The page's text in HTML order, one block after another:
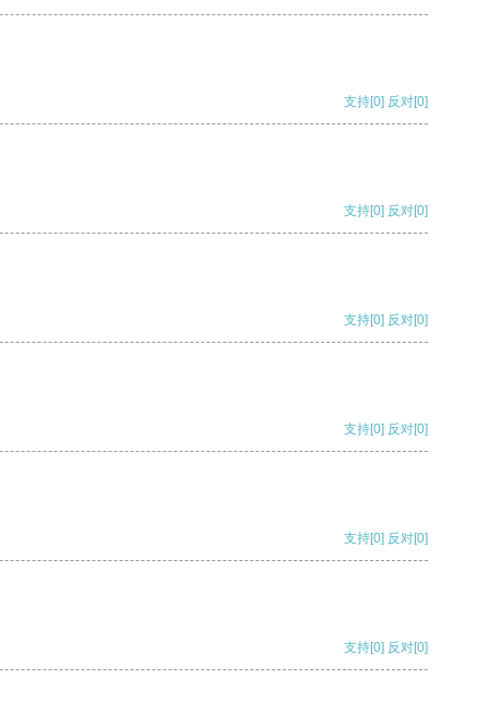
支持[0] 反对[0]
支持[0] 反对[0]
支持[0] 反对[0]
支持[0] 反对[0]
支持[0] 反对[0]
支持[0] 反对[0]